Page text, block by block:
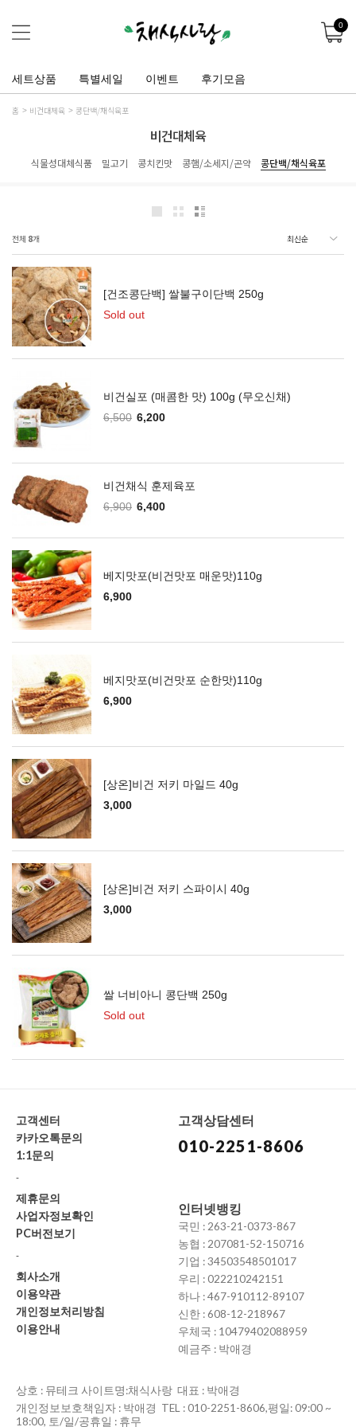
0
세트상품 특별세일 이벤트 후기모음
홈 비건대체육 콩단백/채식육포
비건대체육
식물성대체식품 밀고기 콩치킨맛 콩햄/소세지/곤약 콩단백/채식육포
전체 8개
[건조콩단백] 쌀불구이단백 250g
Sold out
비건실포 (매콤한 맛) 100g (무오신채)
6,500 6,200
비건채식 훈제육포
6,900 6,400
베지맛포(비건맛포 매운맛)110g
6,900
베지맛포(비건맛포 순한맛)110g
6,900
[상온]비건 저키 마일드 40g
3,000
[상온]비건 저키 스파이시 40g
3,000
쌀 너비아니 콩단백 250g
Sold out
고객센터
카카오톡문의
1:1문의
-
제휴문의
사업자정보확인
PC버전보기
-
회사소개
이용약관
개인정보처리방침
이용안내
고객상담센터
010-2251-8606
인터넷뱅킹
국민 : 263-21-0373-867
농협 : 207081-52-150716
기업 : 34503548501017
우리 : 022210242151
하나 : 467-910112-89107
신한 : 608-12-218967
우체국 : 10479402088959
예금주 : 박애경
상호 : 뮤테크 사이트명:채식사랑 대표 : 박애경
개인정보보호책임자 : 박애경 TEL : 010-2251-8606,평일: 09:00 ~
18:00, 토/일/공휴일 : 휴무